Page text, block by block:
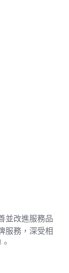
並改進服務品
服務，深受相